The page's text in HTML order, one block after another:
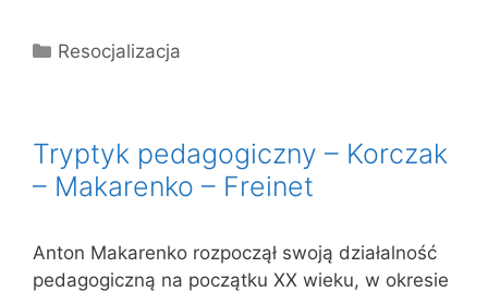
Kategorie
Resocjalizacja
Tryptyk pedagogiczny – Korczak
– Makarenko – Freinet
Anton Makarenko rozpoczął swoją działalność
pedagogiczną na początku XX wieku, w okresie